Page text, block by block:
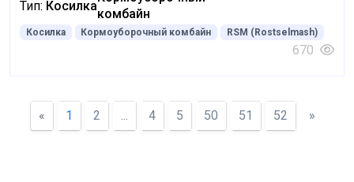
Тип: Косилка
комбайн
Косилка Кормоуборочный комбайн RSM (Rostselmash)
670
« 1 2 ... 4 5 50 51 52 »